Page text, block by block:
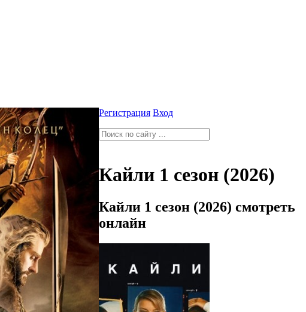
Регистрация Вход
Кайли 1 сезон (2026)
Кайли 1 сезон (2026) смотреть
онлайн